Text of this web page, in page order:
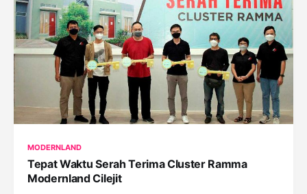
MODERNLAND
Tepat Waktu Serah Terima Cluster Ramma
Modernland Cilejit